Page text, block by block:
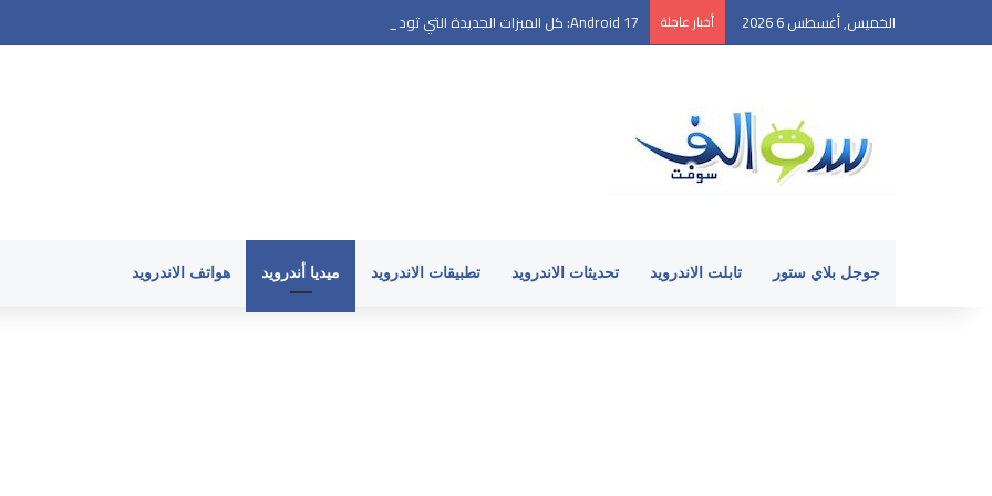
الخميس, أغسطس 6 2026 أخبار عاجلة Android 17: كل الميزات الجديدة التي تود معرفتها
جوجل بلاي ستور تابلت الاندرويد تحديثات الاندرويد تطبيقات الاندرويد ميديا أندرويد هواتف الاندرويد